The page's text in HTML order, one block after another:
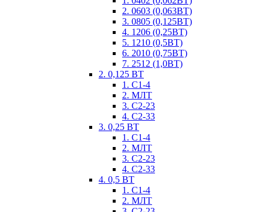
2. 0603 (0,063ВТ)
3. 0805 (0,125ВТ)
4. 1206 (0,25ВТ)
5. 1210 (0,5ВТ)
6. 2010 (0,75ВТ)
7. 2512 (1,0ВТ)
2. 0,125 ВТ
1. С1-4
2. МЛТ
3. С2-23
4. С2-33
3. 0,25 ВТ
1. С1-4
2. МЛТ
3. С2-23
4. С2-33
4. 0,5 ВТ
1. С1-4
2. МЛТ